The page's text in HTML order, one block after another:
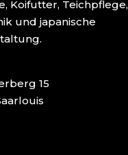
Koifutter, Teichpflege,
und japanische
15